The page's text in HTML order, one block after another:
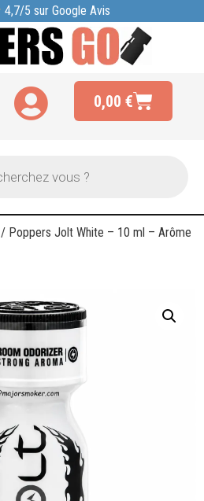
4,7/5 sur Google Avis
0,00€
/ Poppers Jolt White – 10 ml – Arôme